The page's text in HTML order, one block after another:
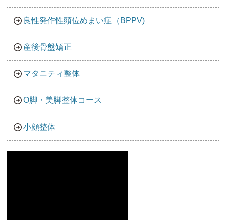
良性発作性頭位めまい症（BPPV)
産後骨盤矯正
マタニティ整体
O脚・美脚整体コース
小顔整体